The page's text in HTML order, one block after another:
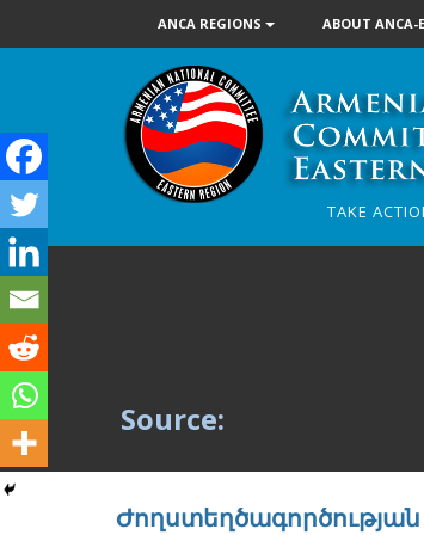
ANCA REGIONS ABOUT ANCA-
TAKE
Source: